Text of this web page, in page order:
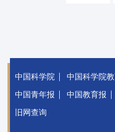
中国科学院 中国科学院
中国青年报 中国教育报
旧网查询